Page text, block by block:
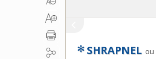
✻ SHRAPNEL ou